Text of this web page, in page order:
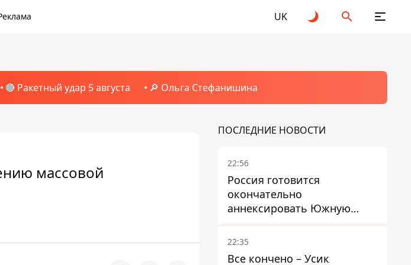
UK
🔴 Ракетный удар 5 августа 🔎 Ольга Стефанишина
массовой
ПОСЛЕДНИЕ НОВОСТИ
22:56
Россия готовится
окончательно
аннексировать Южную
Осетию – страны НАТО
обеспокоены
22:35
Все кончено – Усик